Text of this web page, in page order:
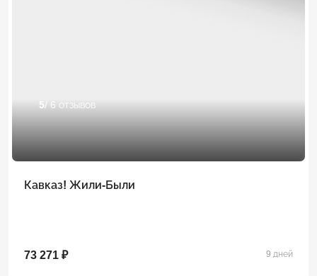
5/ 6 отзывов
Кавказ! Жили-Были
73 271 ₽ 9 дней